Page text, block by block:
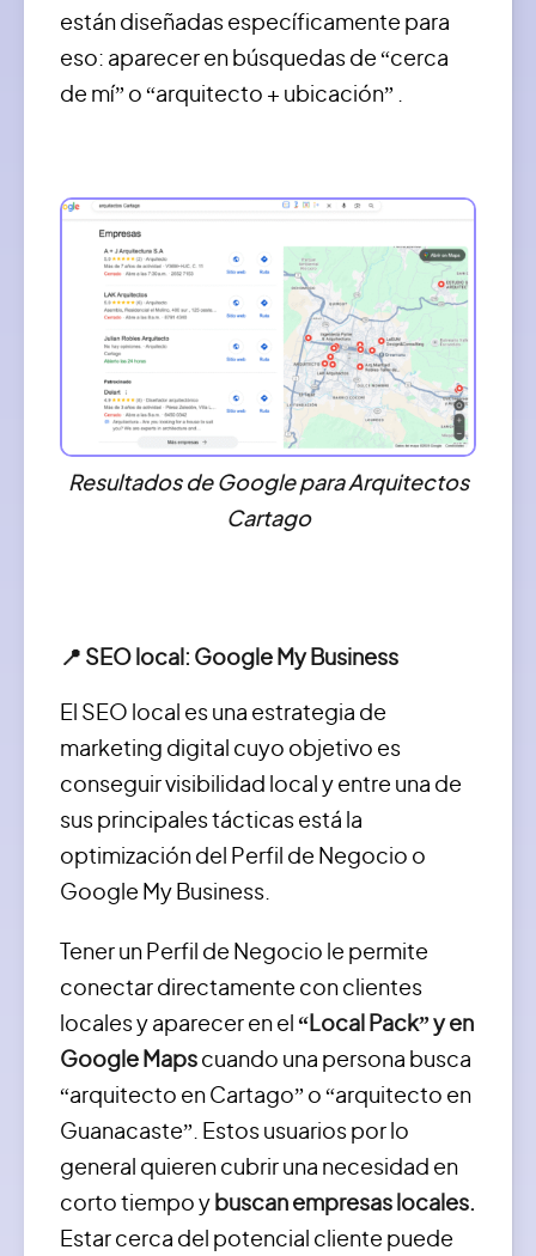
están diseñadas específicamente para
eso: aparecer en búsquedas de “cerca
de mí” o “arquitecto + ubicación” .
Resultados de Google para Arquitectos
Cartago
📍 SEO local: Google My Business
El SEO local es una estrategia de
marketing digital cuyo objetivo es
conseguir visibilidad local y entre una de
sus principales tácticas está la
optimización del Perfil de Negocio o
Google My Business.
Tener un Perfil de Negocio le permite
conectar directamente con clientes
locales y aparecer en el “Local Pack” y en
Google Maps cuando una persona busca
“arquitecto en Cartago” o “arquitecto en
Guanacaste”. Estos usuarios por lo
general quieren cubrir una necesidad en
corto tiempo y buscan empresas locales.
Estar cerca del potencial cliente puede